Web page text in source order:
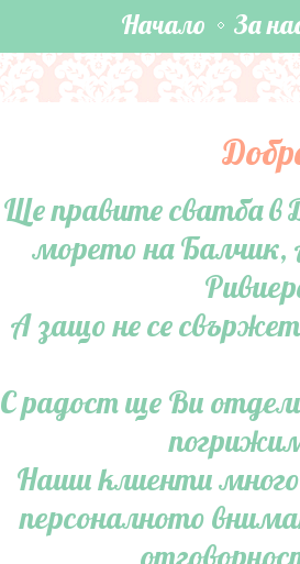
Начало За
Ще правите сватба в
морето на Балчик,
А защо не се
С радост ще Ви
Наши клиенти много
персоналното